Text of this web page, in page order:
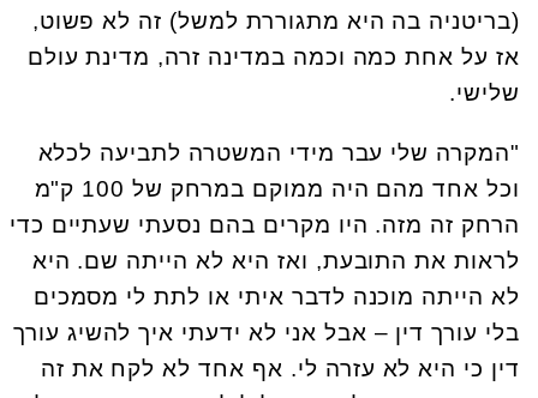
(בריטניה בה היא מתגוררת למשל) זה לא פשוט,
אז על אחת כמה וכמה במדינה זרה, מדינת עולם
שלישי.
"המקרה שלי עבר מידי המשטרה לתביעה לכלא
וכל אחד מהם היה ממוקם במרחק של 100 ק"מ
הרחק זה מזה. היו מקרים בהם נסעתי שעתיים כדי
לראות את התובעת, ואז היא לא הייתה שם. היא
לא הייתה מוכנה לדבר איתי או לתת לי מסמכים
בלי עורך דין – אבל אני לא ידעתי איך להשיג עורך
דין כי היא לא עזרה לי. אף אחד לא לקח את זה